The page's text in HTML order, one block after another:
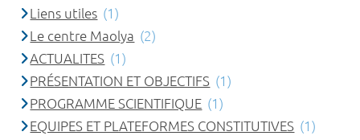
Liens utiles (1)
Le centre Maolya (2)
ACTUALITES (1)
PRÉSENTATION ET OBJECTIFS (1)
PROGRAMME SCIENTIFIQUE (1)
EQUIPES ET PLATEFORMES CONSTITUTIVES (1)